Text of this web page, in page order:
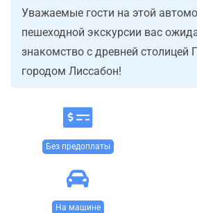
Уважаемые гости на этой
пешеходной экскурсии вас
знакомство с древней столицей
городом Лиссабон!
Без предоплаты
На машине